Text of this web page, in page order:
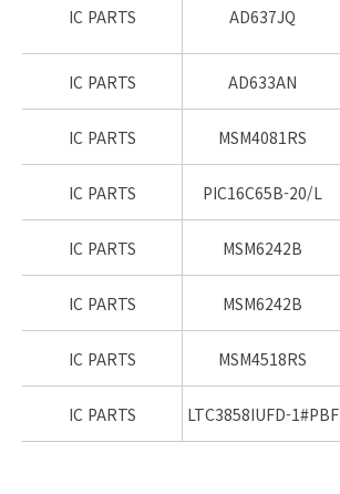
IC PARTS AD637JQ
IC PARTS AD633AN
IC PARTS MSM4081RS
IC PARTS PIC16C65B-20/L
IC PARTS MSM6242B
IC PARTS MSM6242B
IC PARTS MSM4518RS
IC PARTS LTC3858IUFD-1#PBF